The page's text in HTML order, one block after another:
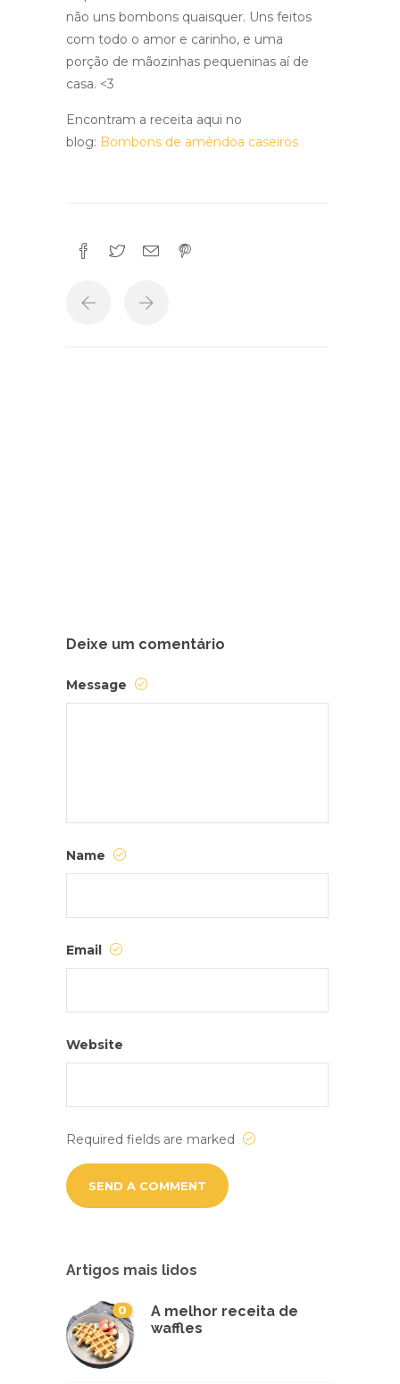
não uns bombons quaisquer. Uns feitos
com todo o amor e carinho, e uma
porção de mãozinhas pequeninas aí de
casa. <3
Encontram a receita aqui no
blog: Bombons de amêndoa caseiros
Deixe um comentário
Message
Name
Email
Website
Required fields are marked
Artigos mais lidos
0
A melhor receita de
waffles